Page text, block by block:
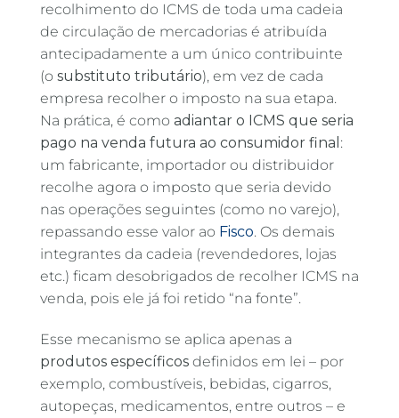
recolhimento do ICMS de toda uma cadeia
de circulação de mercadorias é atribuída
antecipadamente a um único contribuinte
(o substituto tributário), em vez de cada
empresa recolher o imposto na sua etapa.
Na prática, é como adiantar o ICMS que seria
pago na venda futura ao consumidor final :
um fabricante, importador ou distribuidor
recolhe agora o imposto que seria devido
nas operações seguintes (como no varejo),
repassando esse valor ao Fisco. Os demais
integrantes da cadeia (revendedores, lojas
etc.) ficam desobrigados de recolher ICMS na
venda, pois ele já foi retido “na fonte”.
Esse mecanismo se aplica apenas a
produtos específicos definidos em lei – por
exemplo, combustíveis, bebidas, cigarros,
autopeças, medicamentos, entre outros – e